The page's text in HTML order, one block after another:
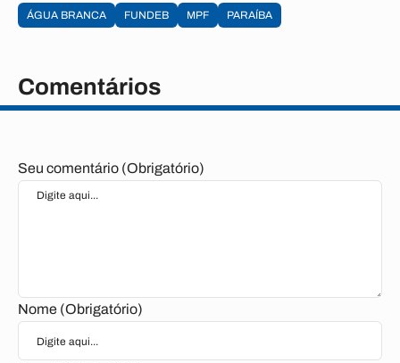
ÁGUA BRANCA FUNDEB MPF PARAÍBA
Comentários
Seu comentário (Obrigatório)
Nome (Obrigatório)